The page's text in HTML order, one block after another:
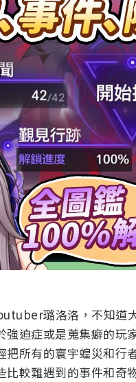
璐洛洛，不知道
強迫症或是蒐集癖的玩
把所有的寰宇蝗災和行
比較難遇到的事件和奇